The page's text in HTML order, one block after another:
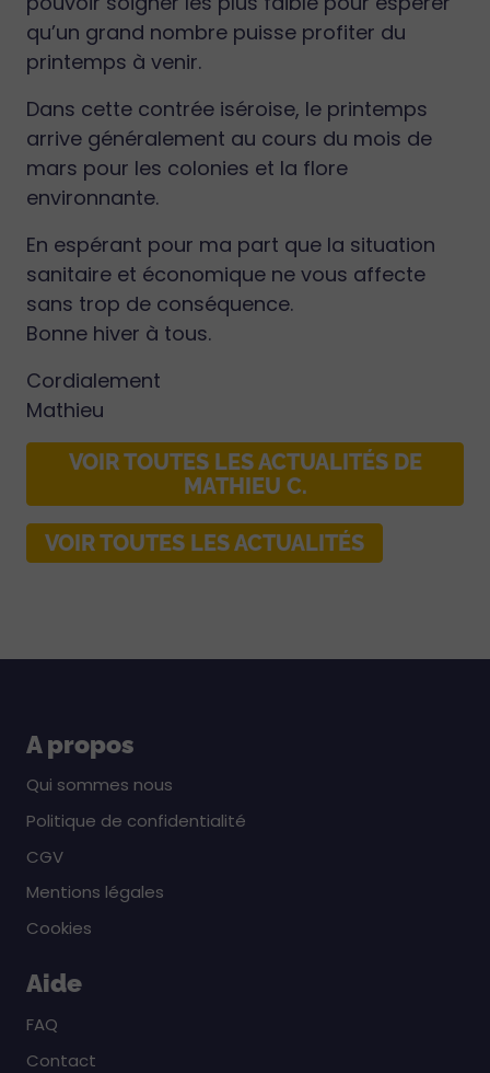
qu’un grand nombre puisse profiter du
printemps à venir.
Dans cette contrée iséroise, le printemps
arrive généralement au cours du mois de
mars pour les colonies et la flore
environnante.
En espérant pour ma part que la situation
sanitaire et économique ne vous affecte
sans trop de conséquence.
Bonne hiver à tous.
Cordialement
Mathieu
VOIR TOUTES LES ACTUALITÉS DE
MATHIEU C.
VOIR TOUTES LES ACTUALITÉS
A propos
Qui sommes nous
Politique de confidentialité
CGV
Mentions légales
Cookies
Aide
FAQ
Contact